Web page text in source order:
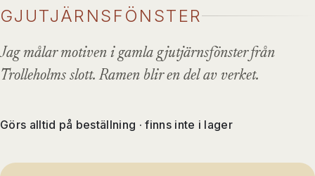
GJUTJÄRNSFÖNSTER
Jag målar motiven i gamla gjutjärnsfönster från
Trolleholms slott. Ramen blir en del av verket.
Görs alltid på beställning · finns inte i lager